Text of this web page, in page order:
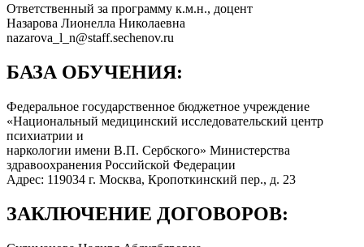
Ответственный за программу к.м.н., доцент
Назарова Лионелла Николаевна
nazarova_l_n@staff.sechenov.ru
БАЗА ОБУЧЕНИЯ:
Федеральное государственное бюджетное учреждение
«Национальный медицинский исследовательский центр
психиатрии и
наркологии имени В.П. Сербского» Министерства
здравоохранения Российской Федерации
Адрес: 119034 г. Москва, Кропоткинский пер., д. 23
ЗАКЛЮЧЕНИЕ ДОГОВОРОВ: